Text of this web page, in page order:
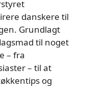
danskere til
Grundlagt
til noget
– fra
– til at
og